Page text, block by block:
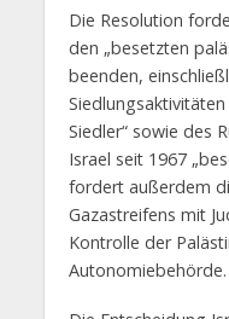
Die Resolution
den „besetzten
beenden,
Siedler“ sowie des
Israel seit 1967
fordert außerdem
Gazastreifens mit
Kontrolle der
Autonomiebehörde.